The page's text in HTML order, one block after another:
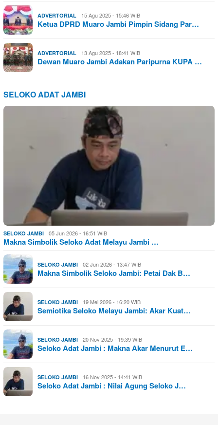
ADVERTORIAL 15 Agu 2025 - 15:46 WIB
Ketua DPRD Muaro Jambi Pimpin Sidang Par…
ADVERTORIAL 13 Agu 2025 - 18:41 WIB
Dewan Muaro Jambi Adakan Paripurna KUPA …
SELOKO ADAT JAMBI
SELOKO JAMBI 05 Jun 2026 - 16:51 WIB
Makna Simbolik Seloko Adat Melayu Jambi …
SELOKO JAMBI 02 Jun 2026 - 13:47 WIB
Makna Simbolik Seloko Jambi: Petai Dak B…
SELOKO JAMBI 19 Mei 2026 - 16:20 WIB
Semiotika Seloko Melayu Jambi: Akar Kuat…
SELOKO JAMBI 20 Nov 2025 - 19:39 WIB
Seloko Adat Jambi : Makna Akar Menurut E…
SELOKO JAMBI 16 Nov 2025 - 14:41 WIB
Seloko Adat Jambi : Nilai Agung Seloko J…